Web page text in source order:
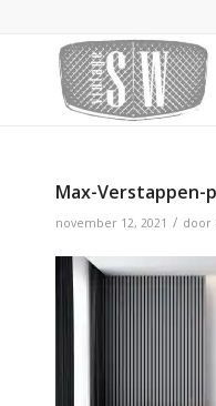
Max-
november 12, 2021 / door